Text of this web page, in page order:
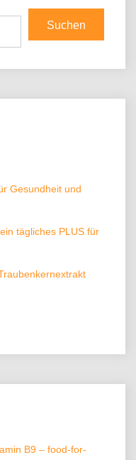
Suchen
Gesundheit und
tägliches PLUS für
B9 – food-for-